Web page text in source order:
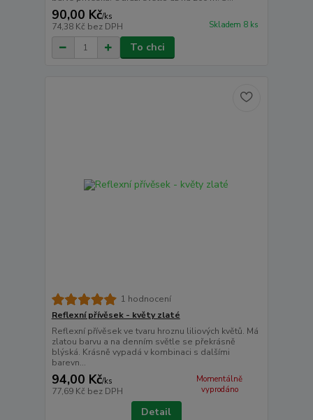
90,00 Kč/ks
74,38 Kč bez DPH Skladem 8 ks
To chci
1 hodnocení
Reflexní přívěsek - květy zlaté
Reflexní přívěsek ve tvaru hroznu liliových květů. Má
zlatou barvu a na denním světle se překrásně
blýská. Krásně vypadá v kombinaci s dalšími
barevn...
94,00 Kč/ks
77,69 Kč bez DPH
Momentálně
vyprodáno
Detail